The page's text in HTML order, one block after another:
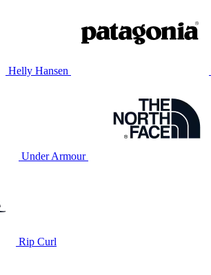
Helly Hansen
Under Armour
Rip Curl